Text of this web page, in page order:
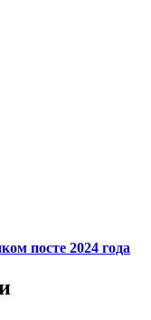
посте 2024 года